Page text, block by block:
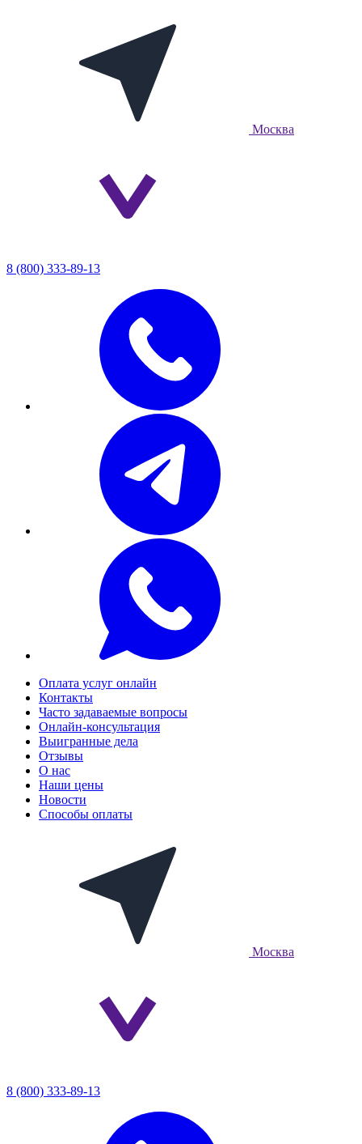
Москва
8 (800) 333-89-13
Оплата услуг онлайн
Контакты
Часто задаваемые вопросы
Онлайн-консультация
Выигранные дела
Отзывы
О нас
Наши цены
Новости
Способы оплаты
Москва
8 (800) 333-89-13